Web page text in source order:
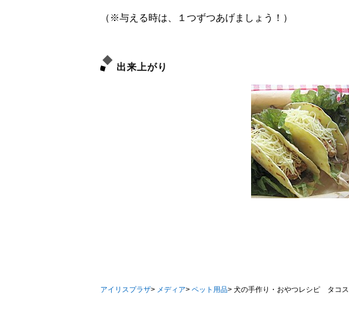
（※与える時は、１つずつあげましょう！）
出来上がり
アイリスプラザ> メディア> ペット用品> 犬の手作り・おやつレシピ タコス